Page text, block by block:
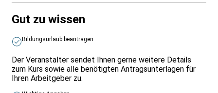
Gut zu wissen
Bildungsurlaub beantragen
Der Veranstalter sendet Ihnen gerne weitere Details
zum Kurs sowie alle benötigten Antragsunterlagen für
Ihren Arbeitgeber zu.